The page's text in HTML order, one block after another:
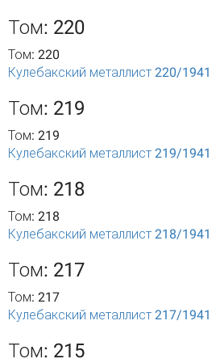
Том: 220
Том: 220
Кулебакский металлист 220/1941
Том: 219
Том: 219
Кулебакский металлист 219/1941
Том: 218
Том: 218
Кулебакский металлист 218/1941
Том: 217
Том: 217
Кулебакский металлист 217/1941
Том: 215